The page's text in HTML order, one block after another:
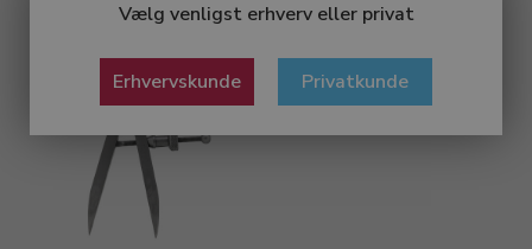
Vælg venligst erhverv eller privat
Erhvervskunde Privatkunde